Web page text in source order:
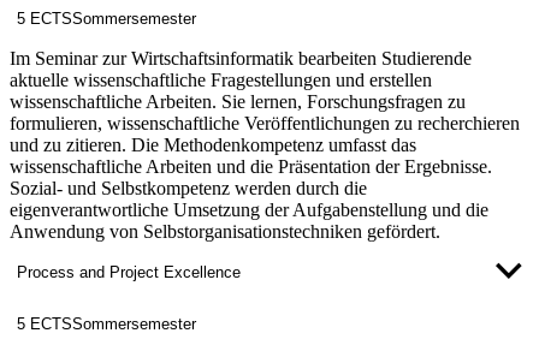
5 ECTSSommersemester
Im Seminar zur Wirtschaftsinformatik bearbeiten Studierende
aktuelle wissenschaftliche Fragestellungen und erstellen
wissenschaftliche Arbeiten. Sie lernen, Forschungsfragen zu
formulieren, wissenschaftliche Veröffentlichungen zu recherchieren
und zu zitieren. Die Methodenkompetenz umfasst das
wissenschaftliche Arbeiten und die Präsentation der Ergebnisse.
Sozial- und Selbstkompetenz werden durch die
eigenverantwortliche Umsetzung der Aufgabenstellung und die
Anwendung von Selbstorganisationstechniken gefördert.
Process and Project Excellence
5 ECTSSommersemester